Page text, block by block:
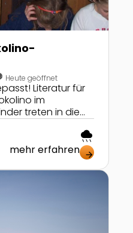
Heute geöffnet
Literatur für
im
treten in die
lernen die
kennen!
rainy
mehr erfahren arrow_forward
Kreischberg - Eine